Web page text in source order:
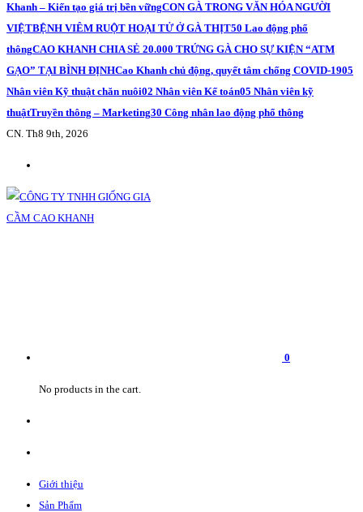
Khanh – Kiến tạo giá trị bền vữngCON GÀ TRONG VĂN HÓA NGƯỜI
VIỆTBỆNH VIÊM RUỘT HOẠI TỬ Ở GÀ THỊT50 Lao động phổ
thôngCAO KHANH CHIA SẺ 20.000 TRỨNG GÀ CHO SỰ KIỆN “ATM
GẠO” TẠI BÌNH ĐỊNHCao Khanh chủ động, quyết tâm chống COVID-1905
Nhân viên Kỹ thuật chăn nuôi02 Nhân viên Kế toán05 Nhân viên kỹ
thuậtTruyền thông – Marketing30 Công nhân lao động phổ thông
CN. Th8 9th, 2026
0
No products in the cart.
Giới thiệu
Sản Phẩm